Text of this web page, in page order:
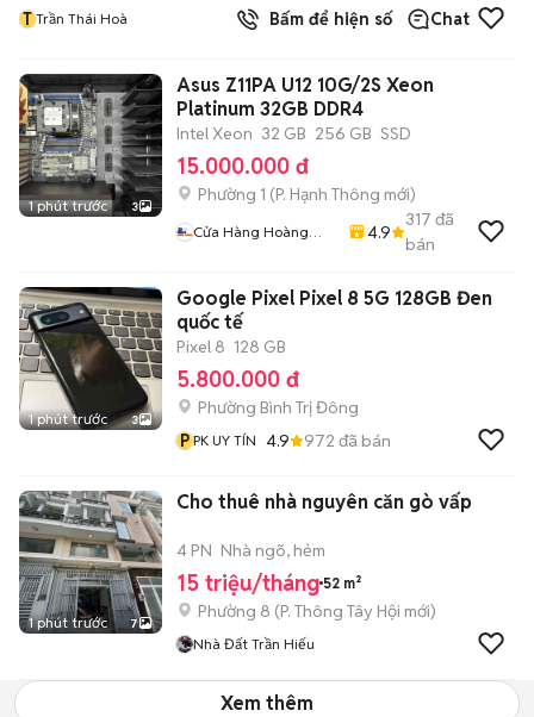
T Trần Thái Hoà Bấm để hiện số Chat
1 phút trước 3
Asus Z11PA U12 10G/2S Xeon
Platinum 32GB DDR4
Intel Xeon 32 GB 256 GB SSD
15.000.000 đ
Phường 1 (P. Hạnh Thông mới)
Cửa Hàng Hoàng
4.9
317 đã
bán
1 phút trước 3
Google Pixel Pixel 8 5G 128GB Đen
quốc tế
Pixel 8 128 GB
5.800.000 đ
Phường Bình Trị Đông
P PK UY TÍN 4.9 972 đã bán
1 phút trước 7
Cho thuê nhà nguyên căn gò vấp
4 PN Nhà ngõ, hẻm
15 triệu/tháng 52 m²
Phường 8 (P. Thông Tây Hội mới)
Nhà Đất Trần Hiếu
Xem thêm